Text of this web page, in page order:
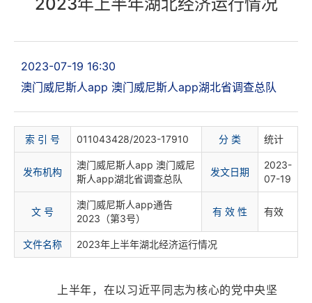
2023-07-19 16:30
澳门威尼斯人app 澳门威尼斯人app湖北省调查总队
索 引 号 011043428/2023-17910 分 类 统计
发布机构
澳门威尼斯人app 澳门威尼
斯人app湖北省调查总队
发文日期
2023-
07-19
文 号
澳门威尼斯人app通告
2023（第3号）
有 效 性 有效
文件名称 2023年上半年湖北经济运行情况
上半年，在以习近平同志为核心的党中央坚